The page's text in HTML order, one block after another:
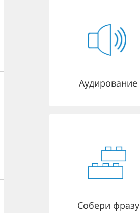
Аудирование
Собери фразу